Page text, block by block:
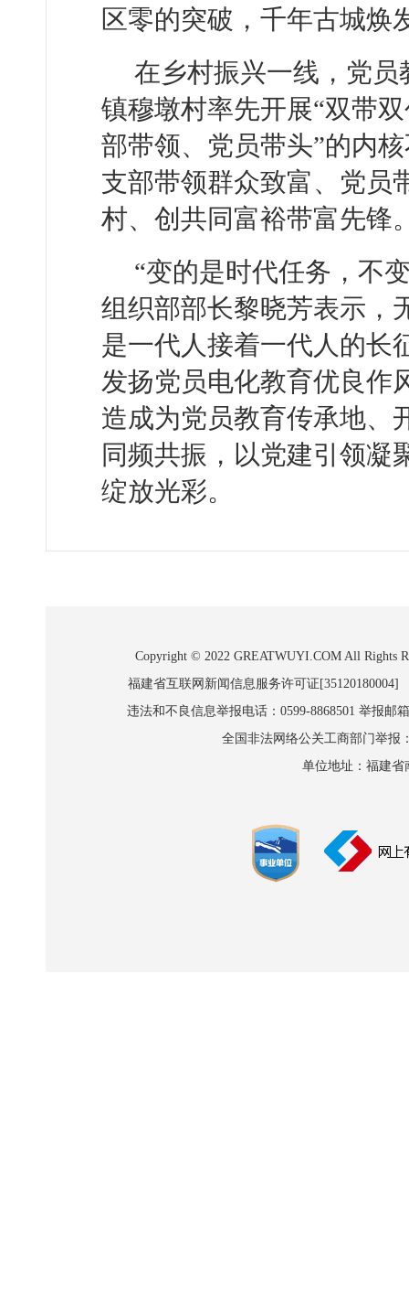
区零的突破，千年古城焕
在乡村振兴一线，党员
镇穆墩村率先开展“双带
部带领、党员带头”的内
支部带领群众致富、党员
村、创共同富裕带富先锋
“变的是时代任务，不
组织部部长黎晓芳表示，
是一代人接着一代人的长
发扬党员电化教育优良作
造成为党员教育传承地、
同频共振，以党建引领凝
绽放光彩。
Copyright © 2022 GREATWUYI.COM All Rights
福建省互联网新闻信息服务许可证
违法和不良信息举报电话：0599-8868501 举报邮
全国非法网络公关工商部门举报
单位地址：福建省